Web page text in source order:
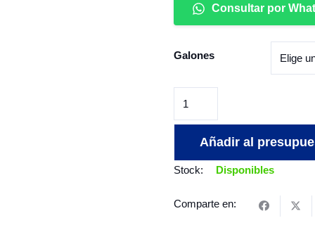
Consultar por
Galones
Añadir al
Stock: Disponibles
Comparte en: